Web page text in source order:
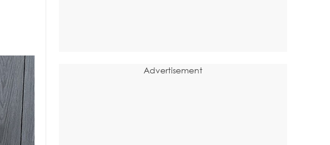
Advertisement